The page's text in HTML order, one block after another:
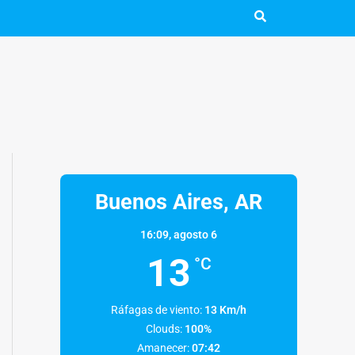
Buenos Aires, AR
16:09,agosto 6
13 °C
Ráfagas de viento: 13 Km/h
Clouds: 100%
Amanecer:07:42